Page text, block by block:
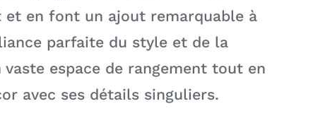
et en font un ajout remarquable à
parfaite du style et de la
espace de rangement tout en
avec ses détails singuliers.